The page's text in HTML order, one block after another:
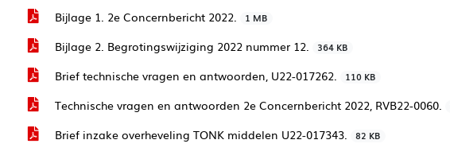
Bijlage 1. 2e Concernbericht 2022. 1 MB
Bijlage 2. Begrotingswijziging 2022 nummer 12. 364 KB
Brief technische vragen en antwoorden, U22-017262. 110 KB
Technische vragen en antwoorden 2e Concernbericht 2022, RVB22-0060.
Brief inzake overheveling TONK middelen U22-017343. 82 KB